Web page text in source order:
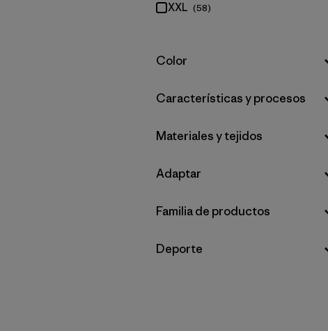
XXL (58)
Filtrar por
Color
Filtrar por
Características y procesos
Filtrar por
Materiales y tejidos
Filtrar por
Adaptar
Filtrar por
Familia de productos
Filtrar por
Deporte